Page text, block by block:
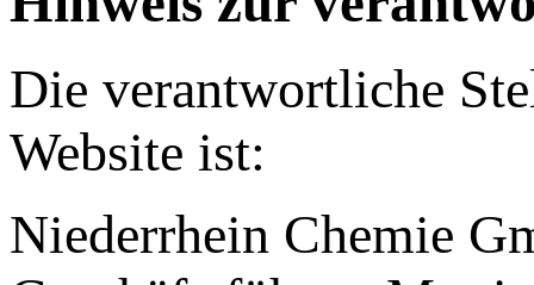
Die verantwortliche
Website ist:
Niederrhein Chemie